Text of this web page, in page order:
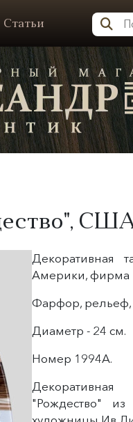
Статьи
Декоративная
Америки, фирма
Фарфор, рельеф,
Диаметр - 24 см.
Номер 1994А.
"Рождество"